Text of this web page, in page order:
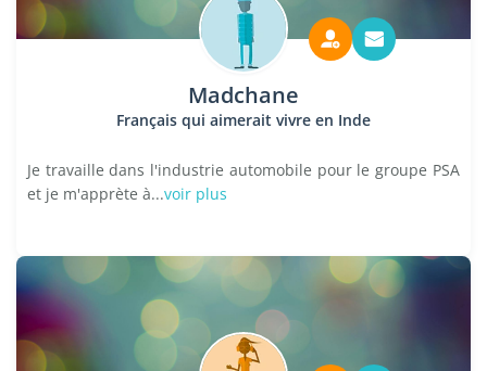
Madchane
Français qui aimerait vivre en Inde
Je travaille dans l'industrie automobile pour le groupe PSA
et je m'apprète à...voir plus